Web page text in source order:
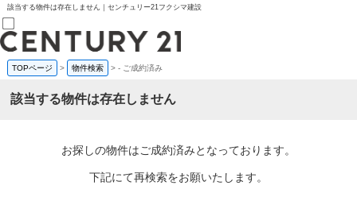
該当する物件は存在しません｜センチュリー21フクシマ建設
売買部
0120-800-844
賃貸部
会員メニュー
TOPページ > 物件検索 >- ご成約済み
該当する物件は存在しません
お探しの物件はご成約済みとなっております。
下記にて再検索をお願いたします。